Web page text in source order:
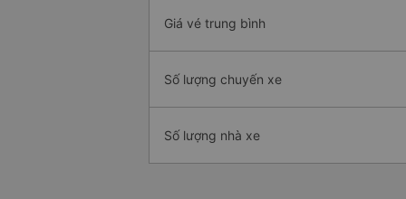
Giá vé trung bình
Số lượng chuyến xe
Số lượng nhà xe